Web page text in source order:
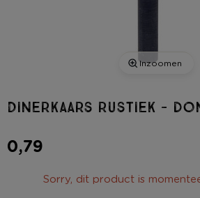
Inzoomen
Dinerkaars rustiek -
0,79
Sorry, dit product is